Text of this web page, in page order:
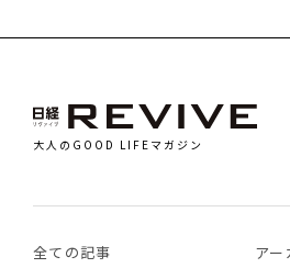
大人のGOOD LIFEマガジン
全ての記事 アー